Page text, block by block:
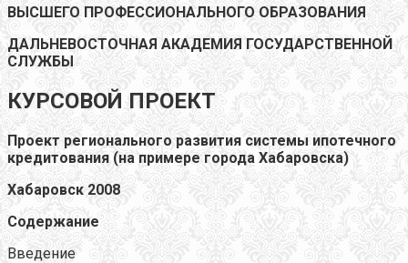
ВЫСШЕГО ПРОФЕССИОНАЛЬНОГО ОБРАЗОВАНИЯ
ДАЛЬНЕВОСТОЧНАЯ АКАДЕМИЯ ГОСУДАРСТВЕННОЙ
СЛУЖБЫ
КУРСОВОЙ ПРОЕКТ
Проект регионального развития системы ипотечного
кредитования (на примере города Хабаровска)
Хабаровск 2008
Содержание
Введение